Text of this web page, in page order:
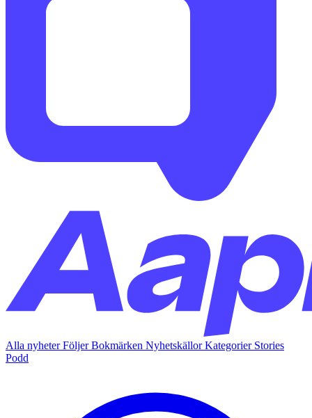
Alla nyheterFöljerBokmärken NyhetskällorKategorier Stories
Podd